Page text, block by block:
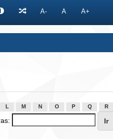
A- A A+
L M N O P Q R